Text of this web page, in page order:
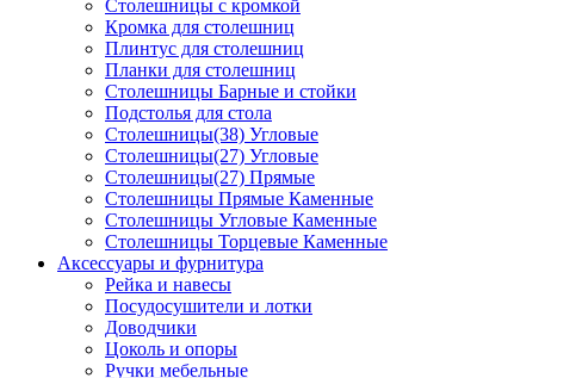
Столешницы с кромкой
Кромка для столешниц
Плинтус для столешниц
Планки для столешниц
Столешницы Барные и стойки
Подстолья для стола
Столешницы(38) Угловые
Столешницы(27) Угловые
Столешницы(27) Прямые
Столешницы Прямые Каменные
Столешницы Угловые Каменные
Столешницы Торцевые Каменные
Аксессуары и фурнитура
Рейка и навесы
Посудосушители и лотки
Доводчики
Цоколь и опоры
Ручки мебельные